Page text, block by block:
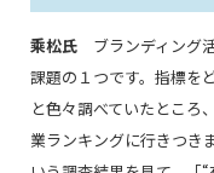
乘松氏 ブランディング
課題の１つです。指標を
と色々調べていたところ
業ランキングに行きつき